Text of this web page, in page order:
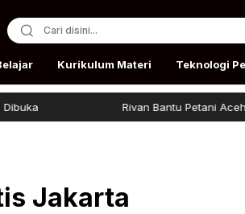
Kurikulum Materi Teknologi
Rivan Bantu Petani Aceh
Jakarta